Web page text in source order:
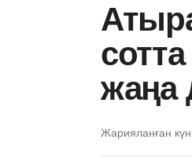
жаңа
Жарияланған